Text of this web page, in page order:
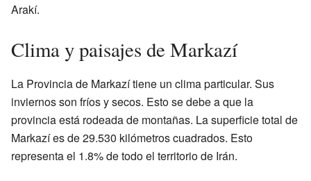
Arakí.
Clima y paisajes de Markazí
La Provincia de Markazí tiene un clima particular. Sus
inviernos son fríos y secos. Esto se debe a que la
provincia está rodeada de montañas. La superficie total de
Markazí es de 29.530 kilómetros cuadrados. Esto
representa el 1.8% de todo el territorio de Irán.